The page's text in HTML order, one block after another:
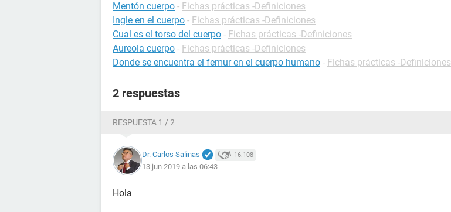
Mentón cuerpo - Fichas prácticas -Definiciones
Ingle en el cuerpo - Fichas prácticas -Definiciones
Cual es el torso del cuerpo - Fichas prácticas -Definiciones
Aureola cuerpo - Fichas prácticas -Definiciones
Donde se encuentra el femur en el cuerpo humano - Fichas prácticas -Definiciones
2 respuestas
RESPUESTA 1 / 2
Dr. Carlos Salinas 16.108
13 jun 2019 a las 06:43
Hola